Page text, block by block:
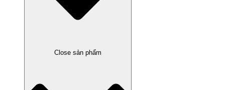
Close sản phẩm